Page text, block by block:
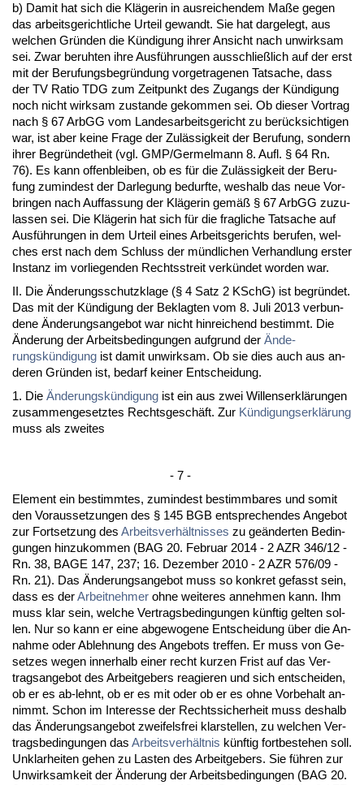
b) Da­mit hat sich die Kläge­rin in aus­rei­chen­dem Maße ge­gen
das ar­beits­ge­richt­li­che Ur­teil ge­wandt. Sie hat dar­ge­legt, aus
wel­chen Gründen die Kündi­gung ih­rer An­sicht nach un­wirk­sam
sei. Zwar be­ruh­ten ih­re Ausführun­gen aus­sch­ließlich auf der erst
mit der Be­ru­fungs­be­gründung vor­ge­tra­ge­nen Tat­sa­che, dass
der TV Ra­tio TDG zum Zeit­punkt des Zu­gangs der Kündi­gung
noch nicht wirk­sam zu­stan­de ge­kom­men sei. Ob die­ser Vor­trag
nach § 67 ArbGG vom Lan­des­ar­beits­ge­richt zu berück­sich­ti­gen
war, ist aber kei­ne Fra­ge der Zulässig­keit der Be­ru­fung, son­dern
ih­rer Be­gründet­heit (vgl. GMP/Ger­mel­mann 8. Aufl. § 64 Rn.
76). Es kann of­fen­blei­ben, ob es für die Zulässig­keit der Be­ru­
fung zu­min­dest der Dar­le­gung be­durf­te, wes­halb das neue Vor­
brin­gen nach Auf­fas­sung der Kläge­rin gemäß § 67 ArbGG zu­zu­
las­sen sei. Die Kläge­rin hat sich für die frag­li­che Tat­sa­che auf
Ausführun­gen in dem Ur­teil ei­nes Ar­beits­ge­richts be­ru­fen, wel­
ches erst nach dem Schluss der münd­li­chen Ver­hand­lung ers­ter
In­stanz im vor­lie­gen­den Rechts­streit verkündet wor­den war.
II. Die Ände­rungs­schutz­kla­ge (§ 4 Satz 2 KSchG) ist be­gründet.
Das mit der Kündi­gung der Be­klag­ten vom 8. Ju­li 2013 ver­bun­
de­ne Ände­rungs­an­ge­bot war nicht hin­rei­chend be­stimmt. Die
Ände­rung der Ar­beits­be­din­gun­gen auf­grund der Ände­
rungskündi­gung ist da­mit un­wirk­sam. Ob sie dies auch aus an­
de­ren Gründen ist, be­darf kei­ner Ent­schei­dung.
1. Die Ände­rungskündi­gung ist ein aus zwei Wil­lens­erklärun­gen
zu­sam­men­ge­setz­tes Rechts­geschäft. Zur Kündi­gungs­erklärung
muss als zwei­tes
- 7 -
Ele­ment ein be­stimm­tes, zu­min­dest be­stimm­ba­res und so­mit
den Vor­aus­set­zun­gen des § 145 BGB ent­spre­chen­des An­ge­bot
zur Fort­set­zung des Ar­beits­verhält­nis­ses zu geänder­ten Be­din­
gun­gen hin­zu­kom­men (BAG 20. Fe­bru­ar 2014 - 2 AZR 346/12 -
Rn. 38, BA­GE 147, 237; 16. De­zem­ber 2010 - 2 AZR 576/09 -
Rn. 21). Das Ände­rungs­an­ge­bot muss so kon­kret ge­fasst sein,
dass es derAr­beit­neh­mer oh­ne wei­te­res an­neh­men kann. Ihm
muss klar sein, wel­che Ver­trags­be­din­gun­gen künf­tig gel­ten sol­
len. Nur so kann er ei­ne ab­ge­wo­ge­ne Ent­schei­dung über die An­
nah­me oder Ab­leh­nung des An­ge­bots tref­fen. Er muss von Ge­
set­zes we­gen in­ner­halb ei­ner recht kur­zen Frist auf das Ver­
trags­an­ge­bot des Ar­beit­ge­bers re­agie­ren und sich ent­schei­den,
ob er es ab-lehnt, ob er es mit oder ob er es oh­ne Vor­be­halt an­
nimmt. Schon im In­ter­es­se der Rechts­si­cher­heit muss des­halb
das Ände­rungs­an­ge­bot zwei­fels­frei klar­stel­len, zu wel­chen Ver­
trags­be­din­gun­gen das Ar­beits­verhält­nis künf­tig fort­be­ste­hen soll.
Un­klar­hei­ten ge­hen zu Las­ten des Ar­beit­ge­bers. Sie führen zur
Un­wirk­sam­keit der Ände­rung der Ar­beits­be­din­gun­gen (BAG 20.